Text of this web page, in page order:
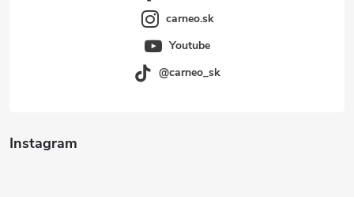
Instagram
carneo.sk
Youtube
@carneo_sk